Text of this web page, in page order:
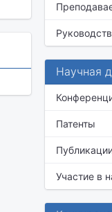
Научная
Патенты
Участие в